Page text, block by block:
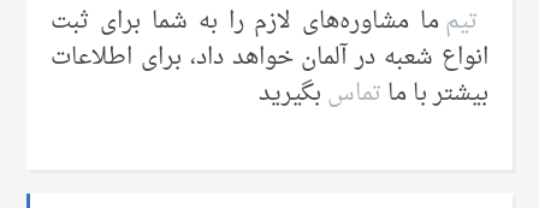
تیم‌ما مشاوره‌های لازم را به شما برای ثبت
انواع شعبه در آلمان خواهد داد، برای اطلاعات
بیشتر با ماتماسبگیرید